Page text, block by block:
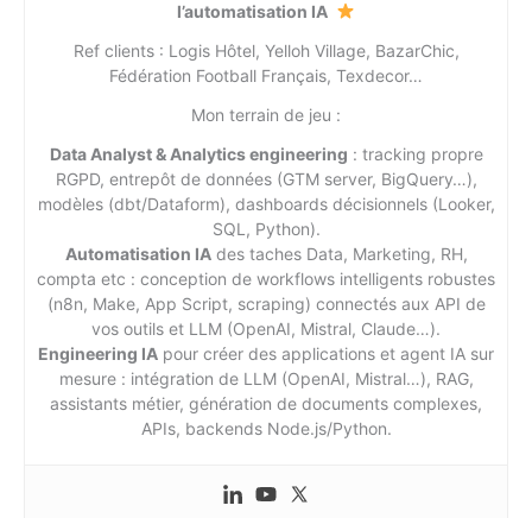
l’automatisation IA
Ref clients : Logis Hôtel, Yelloh Village, BazarChic,
Fédération Football Français, Texdecor…
Mon terrain de jeu :
Data Analyst & Analytics engineering : tracking propre
RGPD, entrepôt de données (GTM server, BigQuery…),
modèles (dbt/Dataform), dashboards décisionnels (Looker,
SQL, Python).
Automatisation IAdes taches Data, Marketing, RH,
compta etc : conception de workflows intelligents robustes
(n8n, Make, App Script, scraping) connectés aux API de
vos outils et LLM (OpenAI, Mistral, Claude…).
Engineering IA pour créer des applications et agent IA sur
mesure : intégration de LLM (OpenAI, Mistral…), RAG,
assistants métier, génération de documents complexes,
APIs, backends Node.js/Python.